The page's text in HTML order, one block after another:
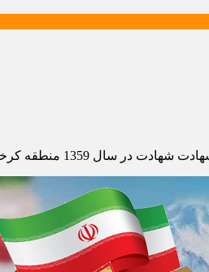
سال 1359 منطقه کرخه نور